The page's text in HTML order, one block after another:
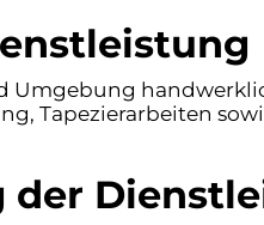
Umgebung
Tapezierarbeiten
der